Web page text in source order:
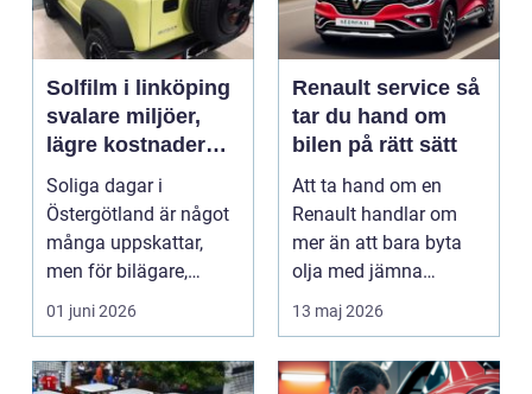
Solfilm i linköping
svalare miljöer,
lägre kostnader
och bättre komfort
Soliga dagar i
Östergötland är något
många uppskattar,
men för bilägare,
båtägare och
fastighetsförv...
01 juni 2026
Renault service så
tar du hand om
bilen på rätt sätt
Att ta hand om en
Renault handlar om
mer än att bara byta
olja med jämna
mellanrum. För många
biläga...
13 maj 2026